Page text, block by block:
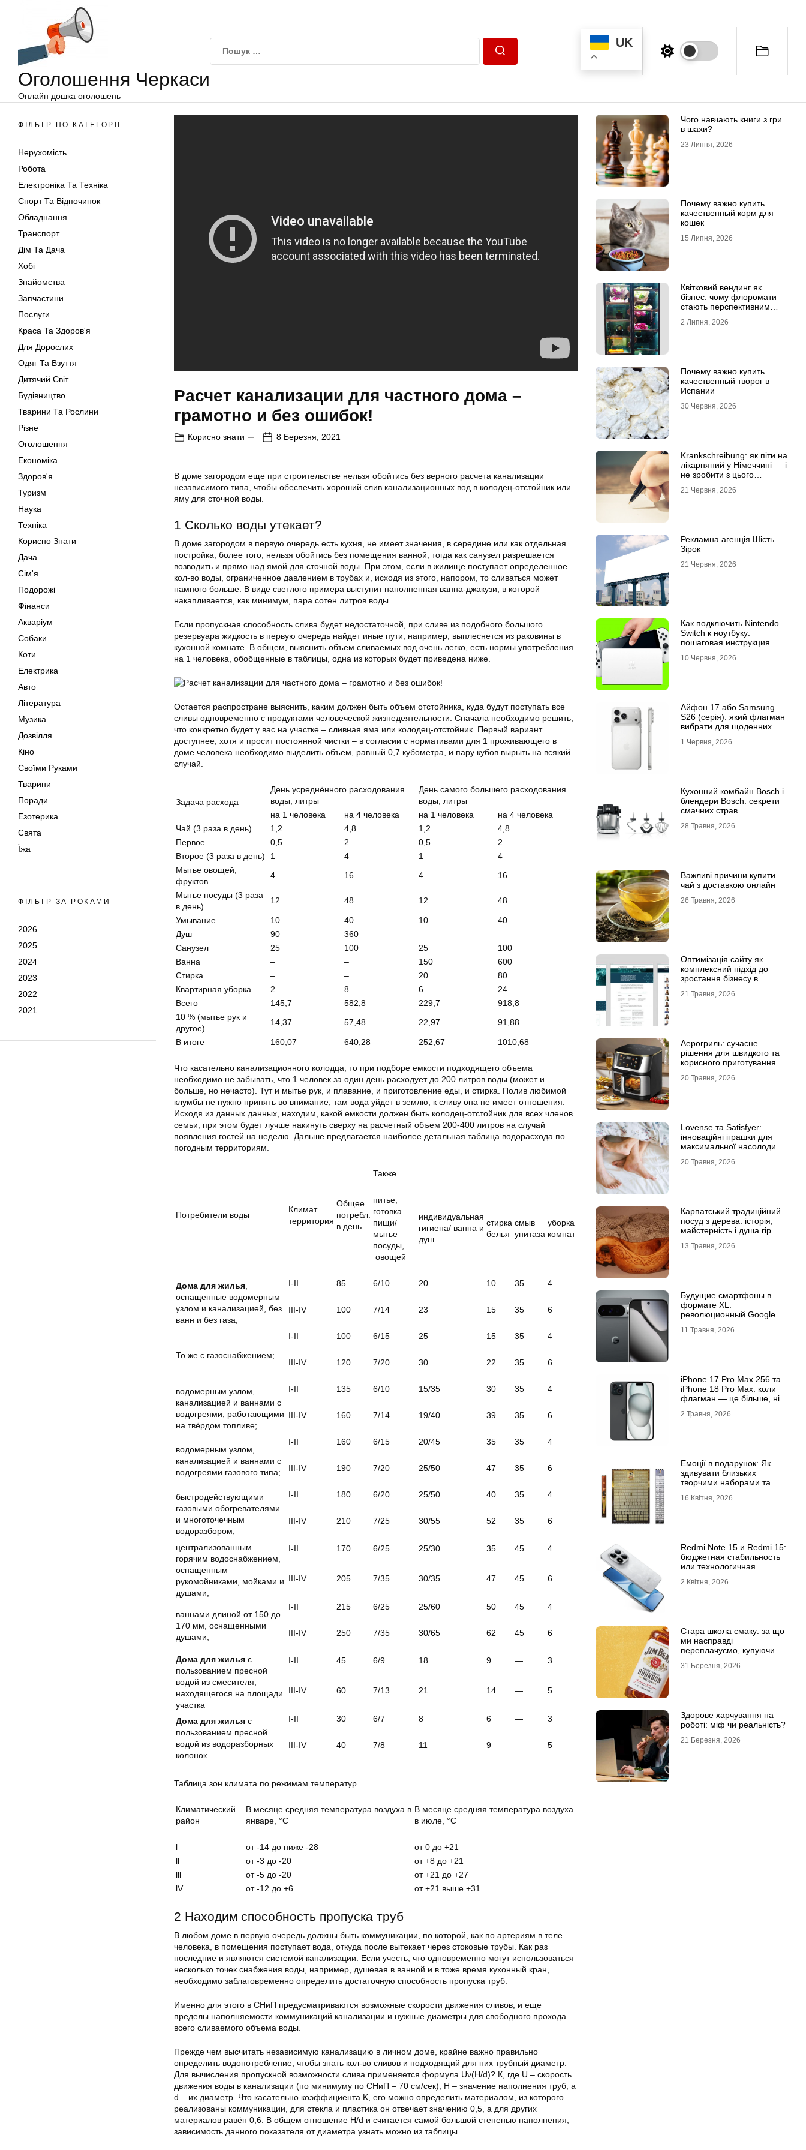
Оголошення Черкаси
Онлайн дошка оголошень
UK
ФІЛЬТР ПО КАТЕГОРІЇ
Нерухомість
Робота
Електроніка Та Техніка
Спорт Та Відпочинок
Обладнання
Транспорт
Дім Та Дача
Хобі
Знайомства
Запчастини
Послуги
Краса Та Здоров'я
Для Дорослих
Одяг Та Взуття
Дитячий Світ
Будівництво
Тварини Та Рослини
Різне
Оголошення
Економіка
Здоров'я
Туризм
Наука
Техніка
Корисно Знати
Дача
Сім'я
Подорожі
Фінанси
Акваріум
Собаки
Коти
Електрика
Авто
Література
Музика
Дозвілля
Кіно
Своїми Руками
Тварини
Поради
Езотерика
Свята
Їжа
ФІЛЬТР ЗА РОКАМИ
2026
2025
2024
2023
2022
2021
Расчет канализации для частного дома –
грамотно и без ошибок!
Корисно знати 8 Березня, 2021
В доме загородом еще при строительстве нельзя обойтись без верного расчета канализации
независимого типа, чтобы обеспечить хороший слив канализационных вод в колодец-отстойник или
яму для сточной воды.
1 Сколько воды утекает?
В доме загородом в первую очередь есть кухня, не имеет значения, в середине или как отдельная
постройка, более того, нельзя обойтись без помещения ванной, тогда как санузел разрешается
возводить и прямо над ямой для сточной воды. При этом, если в жилище поступает определенное
кол-во воды, ограниченное давлением в трубах и, исходя из этого, напором, то сливаться может
намного больше. В виде светлого примера выступит наполненная ванна-джакузи, в которой
накапливается, как минимум, пара сотен литров воды.
Если пропускная способность слива будет недостаточной, при сливе из подобного большого
резервуара жидкость в первую очередь найдет иные пути, например, выплеснется из раковины в
кухонной комнате. В общем, выяснить объем сливаемых вод очень легко, есть нормы употребления
на 1 человека, обобщенные в таблицы, одна из которых будет приведена ниже.
Остается распростране выяснить, каким должен быть объем отстойника, куда будут поступать все
сливы одновременно с продуктами человеческой жизнедеятельности. Сначала необходимо решить,
что конкретно будет у вас на участке – сливная яма или колодец-отстойник. Первый вариант
доступнее, хотя и просит постоянной чистки – в согласии с нормативами для 1 проживающего в
доме человека необходимо выделить объем, равный 0,7 кубометра, и пару кубов вырыть на всякий
случай.
Задача расхода
День усреднённого расходования
воды, литры
День самого большего расходования
воды, литры
на 1 человека
на 4 человека на 1 человека
на 4 человека
Чай (3 раза в день)
1,2 4,8 1,2
4,8
Первое
0,5 2 0,5
2
Второе (3 раза в день)
1 4 1
4
Мытье овощей,
фруктов
4 16 4 16
Мытье посуды (3 раза
в день)
12 48 12 48
Умывание 10 40 10
40
Душ
90 360 –
–
Санузел
25 100 25
100
Ванна
– – 150
600
Стирка
– – 20
80
Квартирная уборка
2 8 6
24
Всего
145,7 582,8 229,7
918,8
10 % (мытье рук и
другое)
14,37 57,48 22,97 91,88
В итоге 160,07 640,28 252,67 1010,68
Что касательно канализационного колодца, то при подборе емкости подходящего объема
необходимо не забывать, что 1 человек за один день расходует до 200 литров воды (может и
больше, но нечасто). Тут и мытье рук, и плавание, и приготовление еды, и стирка. Полив любимой
клумбы не нужно принять во внимание, там вода уйдет в землю, к сливу она не имеет отношения.
Исходя из данных данных, находим, какой емкости должен быть колодец-отстойник для всех членов
семьи, при этом будет лучше накинуть сверху на расчетный объем 200-400 литров на случай
появления гостей на неделю. Дальше предлагается наиболее детальная таблица водорасхода по
погодным территориям.
Потребители воды
Климат.
территория
Общее
потребл.
в день
Также
питье,
готовка
пищи/
мытье
посуды,
овощей
индивидуальная
гигиена/ ванна и
душ
стирка
белья
смыв
унитаза
уборка
комнат
Дома для жилья
оснащенные водомерным
узлом и канализацией, без
ванн и без газа;
I-II 85 6/10 20 10 35 4
III-IV 100 7/14 23 15 35 6
То же c газоснабжением;
I-II 100 6/15 25 15 35 4
III-IV 120 7/20 30 22 35 6
водомерным узлом,
канализацией и ваннами с
водогреями, работающими
на твёрдом топливе;
I-II 135 6/10 15/35 30 35 4
III-IV 160 7/14 19/40 39 35 6
водомерным узлом,
канализацией и ваннами с
водогреями газового типа;
I-II 160 6/15 20/45 35 35 4
III-IV 190 7/20 25/50 47 35 6
быстродействующими
газовыми обогревателями
и многоточечным
водоразбором;
I-II 180 6/20 25/50 40 35 4
III-IV 210 7/25 30/55 52 35 6
централизованным
горячим водоснабжением,
оснащенным
рукомойниками, мойками и
душами;
I-II 170 6/25 25/30 35 45 4
III-IV 205 7/35 30/35 47 45 6
ваннами длиной от 150 до
170 мм, оснащенными
душами;
I-II 215 6/25 25/60 50 45 4
III-IV 250 7/35 30/65 62 45 6
Дома для жилья с
пользованием пресной
водой из смесителя,
находящегося на площади
участка
I-II 45 6/9 18 9 — 3
III-IV 60 7/13 21 14 — 5
Дома для жилья с
пользованием пресной
водой из водоразборных
колонок
I-II 30 6/7 8 6 — 3
III-IV 40 7/8 11 9 — 5
Таблица зон климата по режимам температур
Климатический
район
В месяце средняя температура воздуха в
январе, °С
В месяце средняя температура воздуха
в июле, °С
l от -14 до ниже -28
от 0 до +21
ll
от -3 до -20
от +8 до +21
lll
от -5 до -20
от +21 до +27
lV
от -12 до +6 от +21 выше +31
2 Находим способность пропуска труб
В любом доме в первую очередь должны быть коммуникации, по которой, как по артериям в теле
человека, в помещения поступает вода, откуда после вытекает через стоковые трубы. Как раз
последние и являются системой канализации. Если учесть, что одновременно могут использоваться
несколько точек снабжения воды, например, душевая в ванной и в тоже время кухонный кран,
необходимо заблаговременно определить достаточную способность пропуска труб.
Именно для этого в СНиП предусматриваются возможные скорости движения сливов, и еще
пределы наполняемости коммуникаций канализации и нужные диаметры для свободного прохода
всего сливаемого объема воды.
Прежде чем высчитать независимую канализацию в личном доме, крайне важно правильно
определить водопотребление, чтобы знать кол-во сливов и подходящий для них трубный диаметр.
Для вычисления пропускной возможности слива применяется формула Uv(H/d)? К, где U – скорость
движения воды в канализации (по минимуму по СНиП – 70 см/сек), H – значение наполнения труб, а
d – их диаметр. Что касательно коэффициента K, его можно определить материалом, из которого
реализованы коммуникации, для стекла и пластика он отвечает значению 0,5, а для других
материалов равён 0,6. В общем отношение H/d и считается самой большой степенью наполнения,
зависимость данного показателя от диаметра узнать можно из таблицы.
Чого навчають книги з гри
в шахи?
23 Липня, 2026
Почему важно купить
качественный корм для
кошек
15 Липня, 2026
Квітковий вендинг як
бізнес: чому флоромати
стають перспективним
2 Липня, 2026
Почему важно купить
качественный творог в
Испании
30 Червня, 2026
Krankschreibung: як піти на
лікарняний у Німеччині — і
не зробити з цього
21 Червня, 2026
Рекламна агенція Шість
Зірок
21 Червня, 2026
Как подключить Nintendo
Switch к ноутбуку:
пошаговая инструкция
10 Червня, 2026
Айфон 17 або Samsung
S26 (серія): який флагман
вибрати для щоденних
1 Червня, 2026
Кухонний комбайн Bosch і
блендери Bosch: секрети
смачних страв
28 Травня, 2026
Важливі причини купити
чай з доставкою онлайн
26 Травня, 2026
Оптимізація сайту як
комплексний підхід до
зростання бізнесу в
21 Травня, 2026
Аерогриль: сучасне
рішення для швидкого та
корисного приготування
20 Травня, 2026
Lovense та Satisfyer:
інноваційні іграшки для
максимальної насолоди
20 Травня, 2026
Карпатський традиційний
посуд з дерева: історія,
майстерність і душа гір
13 Травня, 2026
Будущие смартфоны в
формате XL:
революционный Google
11 Травня, 2026
iРhone 17 Рro Мax 256 та
iРhone 18 Рro Мax: коли
флагман — це більше, ніж
2 Травня, 2026
Емоції в подарунок: Як
здивувати близьких
творчими наборами та
16 Квітня, 2026
Redmi Note 15 и Redmi 15:
бюджетная стабильность
или технологичная
2 Квітня, 2026
Стара школа смаку: за що
ми насправді
переплачуємо, купуючи
31 Березня, 2026
Здорове харчування на
роботі: міф чи реальність?
21 Березня, 2026